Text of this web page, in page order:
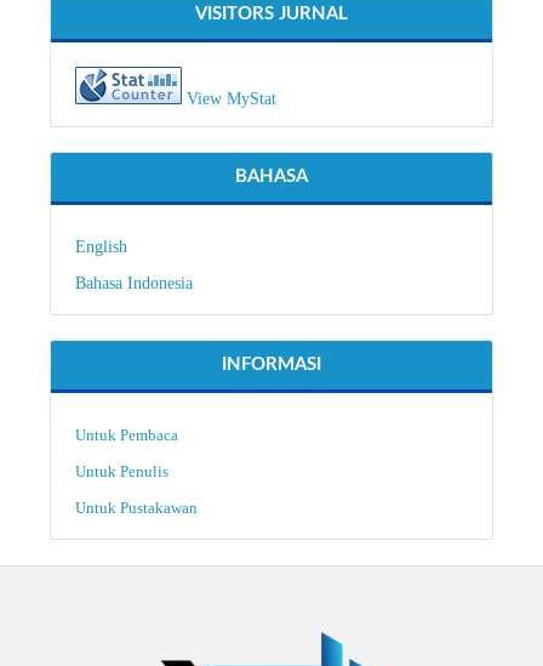
VISITORS JURNAL
View MyStat
BAHASA
English
Bahasa Indonesia
INFORMASI
Untuk Pembaca
Untuk Penulis
Untuk Pustakawan